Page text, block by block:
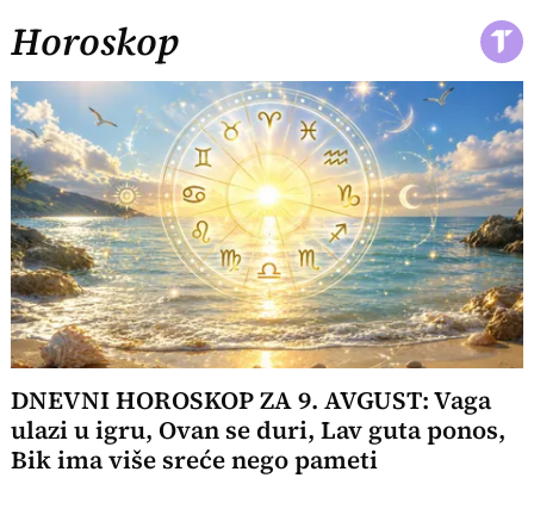
Horoskop
DNEVNI HOROSKOP ZA 9. AVGUST: Vaga
ulazi u igru, Ovan se duri, Lav guta ponos,
Bik ima više sreće nego pameti